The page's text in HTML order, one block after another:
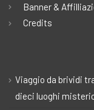
Banner &
Credits
Viaggio da brividi
dieci luoghi